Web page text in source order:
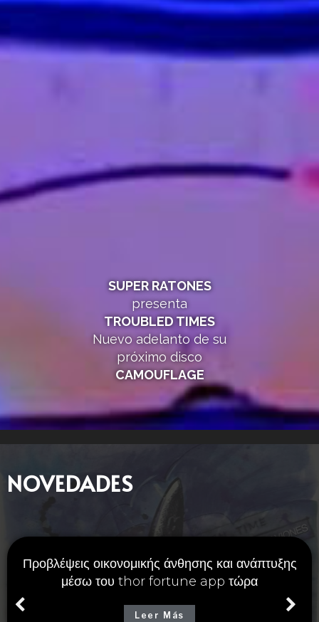
SUPER RATONES
presenta
TROUBLED TIMES
Nuevo adelanto de su
próximo disco
CAMOUFLAGE
NOVEDADES
Προβλέψεις οικονομικής άνθησης και ανάπτυξης
μέσω του thor fortune app τώρα
Leer Más